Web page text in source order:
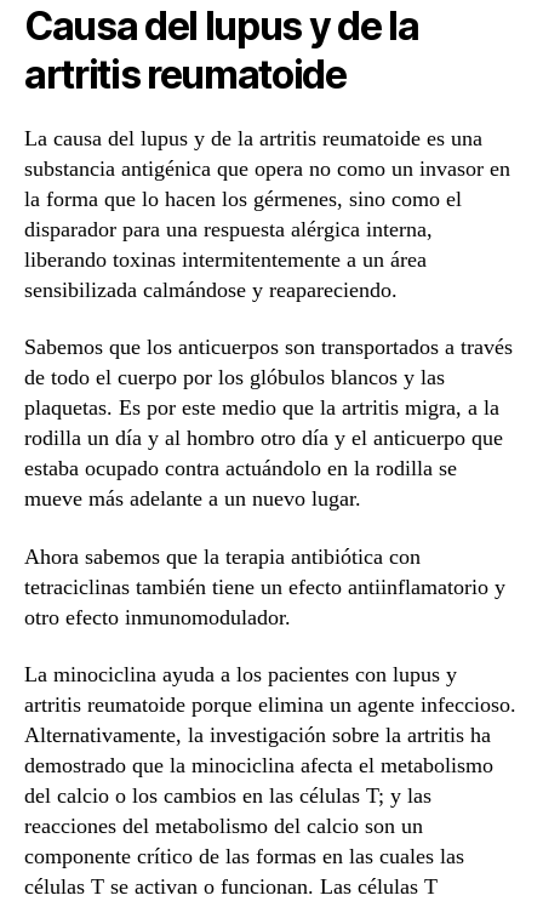
Causa del lupus y de la
artritis reumatoide
La causa del lupus y de la artritis reumatoide es una
substancia antigénica que opera no como un invasor en
la forma que lo hacen los gérmenes, sino como el
disparador para una respuesta alérgica interna,
liberando toxinas intermitentemente a un área
sensibilizada calmándose y reapareciendo.
Sabemos que los anticuerpos son transportados a través
de todo el cuerpo por los glóbulos blancos y las
plaquetas. Es por este medio que la artritis migra, a la
rodilla un día y al hombro otro día y el anticuerpo que
estaba ocupado contra actuándolo en la rodilla se
mueve más adelante a un nuevo lugar.
Ahora sabemos que la terapia antibiótica con
tetraciclinas también tiene un efecto antiinflamatorio y
otro efecto inmunomodulador.
La minociclina ayuda a los pacientes con lupus y
artritis reumatoide porque elimina un agente infeccioso.
Alternativamente, la investigación sobre la artritis ha
demostrado que la minociclina afecta el metabolismo
del calcio o los cambios en las células T; y las
reacciones del metabolismo del calcio son un
componente crítico de las formas en las cuales las
células T se activan o funcionan. Las células T